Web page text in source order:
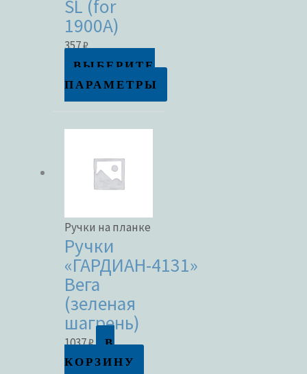
SL (for
1900A)
357₽
ВЫБЕРИТЕ
ПАРАМЕТРЫ
Ручки на планке
Ручки
«ГАРДИАН-4131»
Вега
(зеленая
шагрень)
1037₽
В
КОРЗИНУ